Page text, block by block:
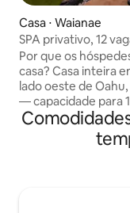
Casa ⋅ Waianae
SPA privativo, 12
Por que os
casa? Casa inteira
lado oeste de
— capacidade para
de hidromassagem
quintal, vista para
mar, Praia de